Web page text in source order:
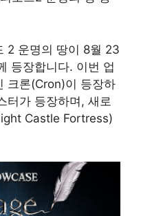
2 운명의 땅이 8월 23
등장합니다. 이번 업
크론(Cron)이 등장하
터가 등장하며, 새로
Castle Fortress)